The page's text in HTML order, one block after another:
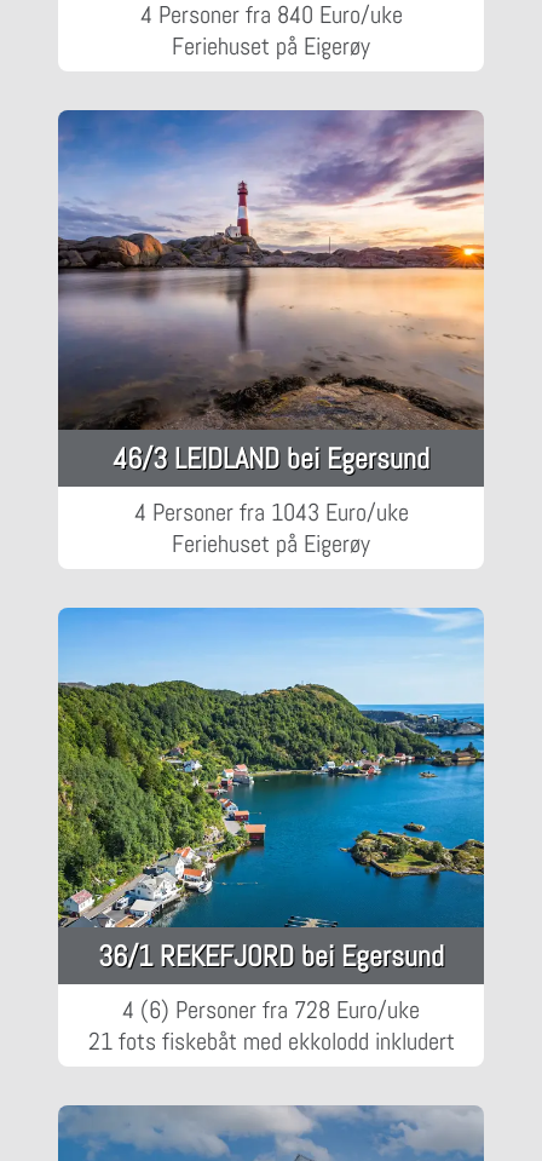
4 Personer fra 840 Euro/uke
Feriehuset på Eigerøy
46/3 LEIDLAND bei Egersund
4 Personer fra 1043 Euro/uke
Feriehuset på Eigerøy
36/1 REKEFJORD bei Egersund
4 (6) Personer fra 728 Euro/uke
21 fots fiskebåt med ekkolodd inkludert